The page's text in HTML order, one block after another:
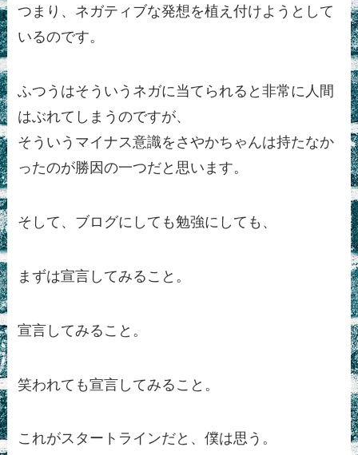
つまり、ネガティブな発想を植え付けようとして
いるのです。
ふつうはそういうネガに当てられると非常に人間
はぶれてしまうのですが、
そういうマイナス意識をさやかちゃんは持たなか
ったのが勝因の一つだと思います。
そして、ブログにしても勉強にしても、
まずは宣言してみること。
宣言してみること。
笑われても宣言してみること。
これがスタートラインだと、僕は思う。